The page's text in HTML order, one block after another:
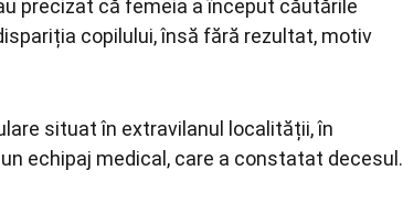
precizat că femeia a început căutările
copilului, însă fără rezultat, motiv
situat în extravilanul localității, în
echipaj medical, care a constatat decesul.